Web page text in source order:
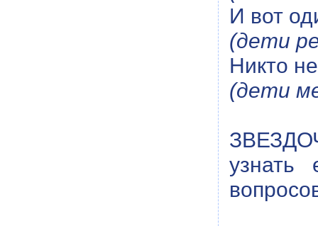
И вот
(дети
Никто
(дети
узнать